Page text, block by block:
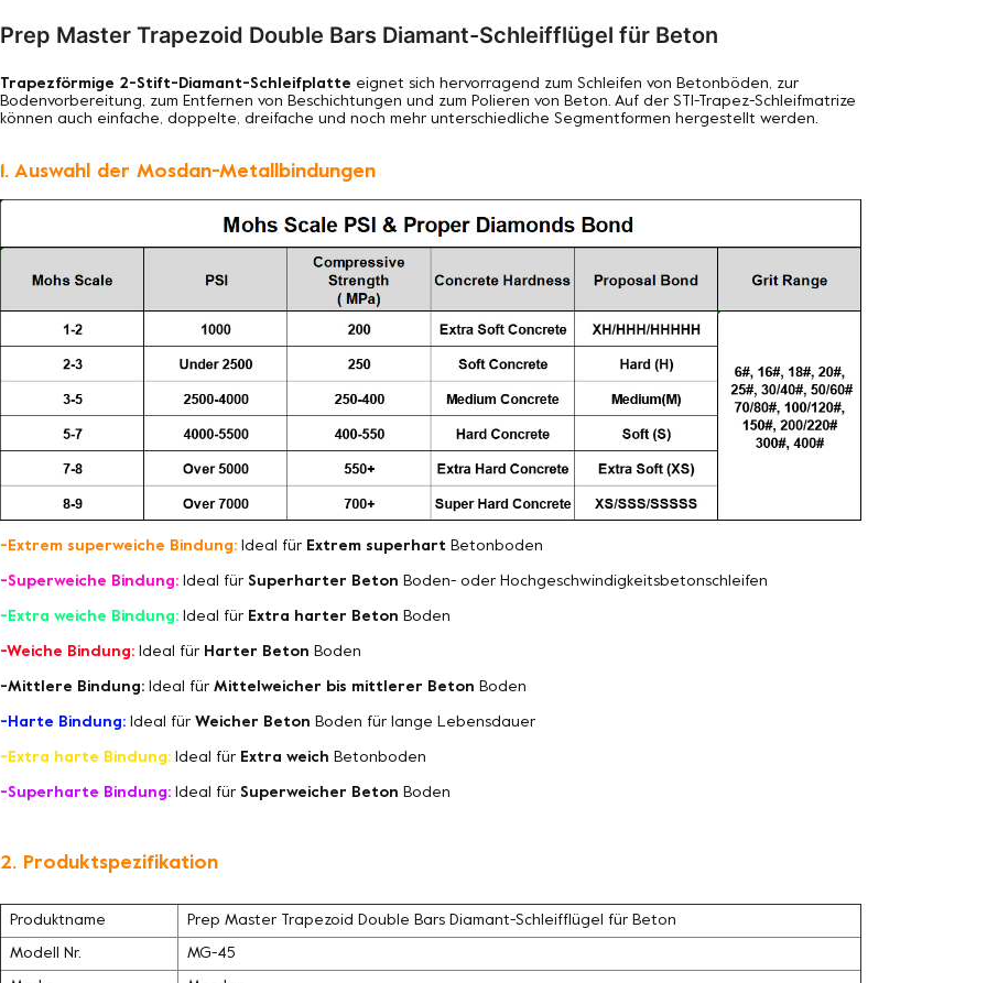
Prep Master Trapezoid Double Bars Diamant-Schleifflügel für Beton
Trapezförmige 2-Stift-Diamant-Schleifplatte eignet sich hervorragend zum Schleifen von Betonböden, zur
Bodenvorbereitung, zum Entfernen von Beschichtungen und zum Polieren von Beton. Auf der STI-Trapez-Schleifmatrize
können auch einfache, doppelte, dreifache und noch mehr unterschiedliche Segmentformen hergestellt werden.
1. Auswahl der Mosdan-Metallbindungen
-Extrem superweiche Bindung: Ideal für Extrem superhart Betonboden
-Superweiche Bindung: Ideal für Superharter Beton Boden- oder Hochgeschwindigkeitsbetonschleifen
-Extra weiche Bindung: Ideal für Extra harter Beton Boden
-Weiche Bindung: Ideal für Harter Beton Boden
-Mittlere Bindung: Ideal für Mittelweicher bis mittlerer Beton Boden
-Harte Bindung: Ideal für Weicher Beton Boden für lange Lebensdauer
-Extra harte Bindung: Ideal für Extra weich Betonboden
-Superharte Bindung: Ideal für Superweicher Beton Boden
2. Produktspezifikation
Produktname Prep Master Trapezoid Double Bars Diamant-Schleifflügel für Beton
Modell Nr. MG-45